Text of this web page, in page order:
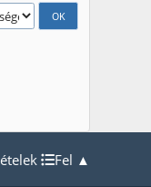
Fel ▲